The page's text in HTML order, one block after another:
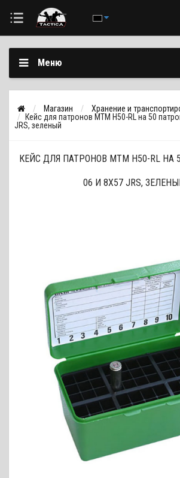
Меню
Магазин
Хранение и
Кейс для патронов MTM H50-RL на 50
JRS, зеленый
КЕЙС ДЛЯ ПАТРОНОВ MTM H50-RL НА
06 И 8X57 JRS,